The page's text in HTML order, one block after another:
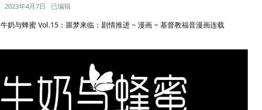
2023年4月7日 已编辑
牛奶与蜂蜜 Vol.15：噩梦来临：剧情推进 ~ 漫画 ~ 基督教福音漫画连载